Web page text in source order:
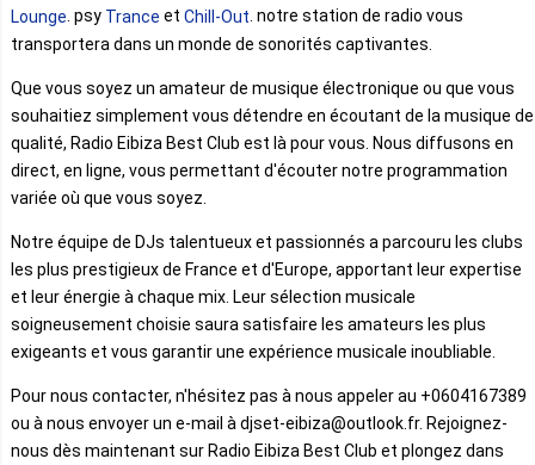
Lounge . psy Trance et Chill-Out . notre station de radio vous
transportera dans un monde de sonorités captivantes.
Que vous soyez un amateur de musique électronique ou que vous
souhaitiez simplement vous détendre en écoutant de la musique de
qualité, Radio Eibiza Best Club est là pour vous. Nous diffusons en
direct, en ligne, vous permettant d'écouter notre programmation
variée où que vous soyez.
Notre équipe de DJs talentueux et passionnés a parcouru les clubs
les plus prestigieux de France et d'Europe, apportant leur expertise
et leur énergie à chaque mix. Leur sélection musicale
soigneusement choisie saura satisfaire les amateurs les plus
exigeants et vous garantir une expérience musicale inoubliable.
Pour nous contacter, n'hésitez pas à nous appeler au +0604167389
ou à nous envoyer un e-mail à djset-eibiza@outlook.fr. Rejoignez-
nous dès maintenant sur Radio Eibiza Best Club et plongez dans